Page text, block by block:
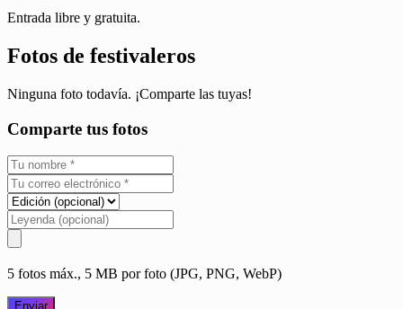
Entrada libre y gratuita.
Fotos de festivaleros
Ninguna foto todavía. ¡Comparte las tuyas!
Comparte tus fotos
5 fotos máx., 5 MB por foto (JPG, PNG, WebP)
Enviar